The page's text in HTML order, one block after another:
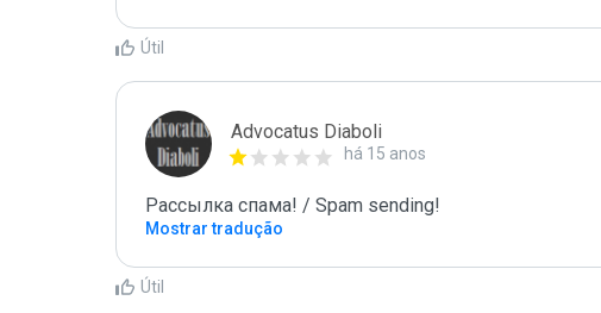
Útil
Advocatus Diaboli
há 15 anos
Рассылка спама! / Spam sending!
Mostrar tradução
Útil